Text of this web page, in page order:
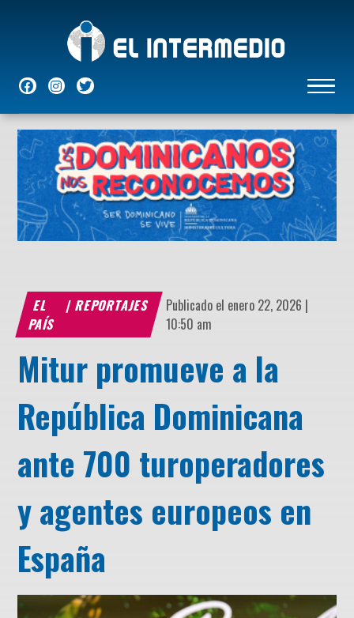
NACIONALES INTERNACIONALESECONÓMICASDEPORTES ENTRETENIMIENTO
EL
PAÍS
| REPORTAJES
Publicado el enero 22, 2026 |
10:50 am
Mitur promueve a la
República Dominicana
ante 700 turoperadores
y agentes europeos en
España